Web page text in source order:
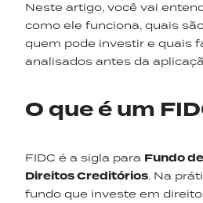
Neste artigo, você vai
como ele funciona, quais
quem pode investir e quais
analisados antes da
O que é um
FIDC é a sigla para Fundo
Direitos Creditórios. Na
fundo que investe em